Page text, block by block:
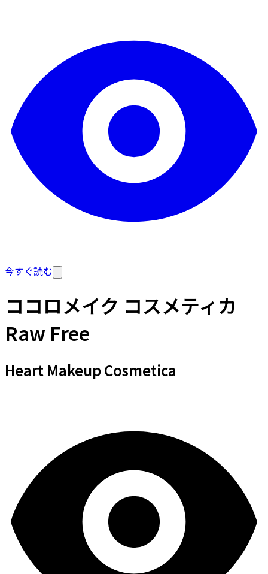
今すぐ読む
ココロメイク コスメティカ
Raw Free
Heart Makeup Cosmetica